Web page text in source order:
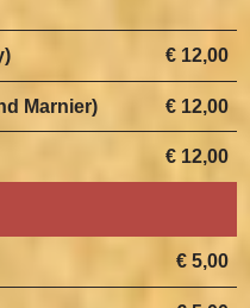
€ 12,00
€ 12,00
Marnier)
€ 12,00
€ 5,00